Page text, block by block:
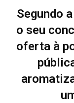
Segundo
o seu
oferta à